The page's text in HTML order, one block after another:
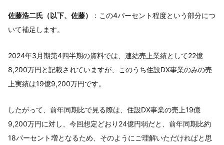
佐藤浩二氏（以下、佐藤）
：この4パーセント程度という部分につ
いて補足します。
2024年3月期第4四半期の資料では、連結売上業績として22億
8,200万円と記載されていますが、このうち住設DX事業のみの売
上実績は19億9,200万円です。
したがって、前年同期比で見る際は、住設DX事業の売上19億
9,200万円に対し、今回想定どおり24億円弱だと、前年同期比約
18パーセント増となるため、そのようにご理解いただければと思